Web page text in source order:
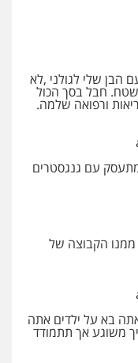
הבן שלי לגולני ,לא
חבל בסך הכול
ורפואה שלמה.
עם גנגסטרים
ממנו הקבוצה של
בא על ילדים אתה
משוגע אך תתמודד
פלילי